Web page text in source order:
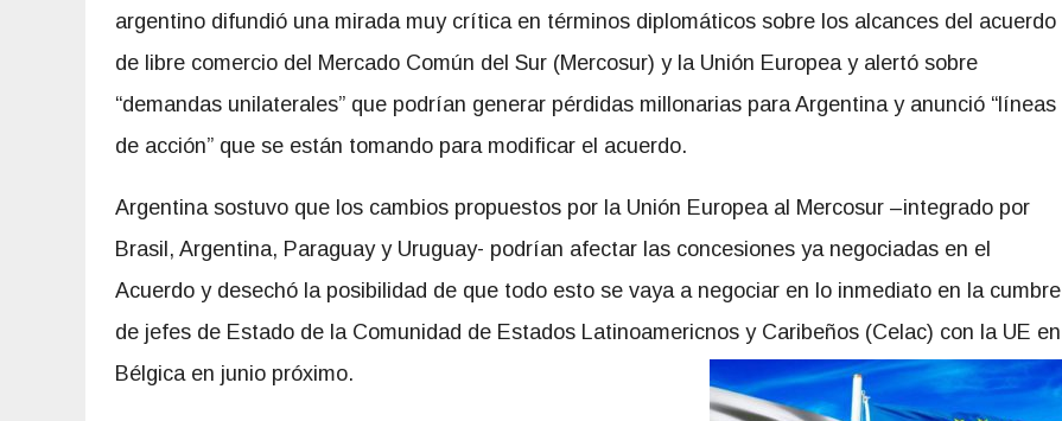
argentino difundió una mirada muy crítica en términos diplomáticos sobre los alcances del acuerdo
de libre comercio del Mercado Común del Sur (Mercosur) y la Unión Europea y alertó sobre
“demandas unilaterales” que podrían generar pérdidas millonarias para Argentina y anunció “líneas
de acción” que se están tomando para modificar el acuerdo.
Argentina sostuvo que los cambios propuestos por la Unión Europea al Mercosur –integrado por
Brasil, Argentina, Paraguay y Uruguay- podrían afectar las concesiones ya negociadas en el
Acuerdo y desechó la posibilidad de que todo esto se vaya a negociar en lo inmediato en la cumbre
de jefes de Estado de la Comunidad de Estados Latinoamericnos y Caribeños (Celac) con la UE en
Bélgica en junio próximo.